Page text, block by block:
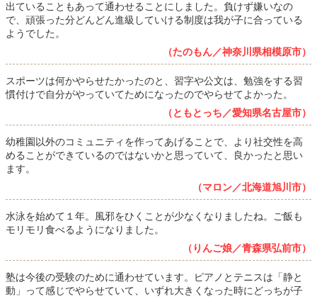
出ていることもあって通わせることにしました。負けず嫌いなの
で、頑張った分どんどん進級していける制度は我が子に合っている
ようでした。
（たのもん／神奈川県相模原市）
スポーツは何かやらせたかったのと、習字や公文は、勉強をする習
慣付けで自分がやっていてためになったのでやらせてよかった。
（ともとっち／愛知県名古屋市）
幼稚園以外のコミュニティを作ってあげることで、より社交性を高
めることができているのではないかと思っていて、良かったと思い
ます。
（マロン／北海道旭川市）
水泳を始めて１年。風邪をひくことが少なくなりましたね。ご飯も
モリモリ食べるようになりました。
（りんご娘／青森県弘前市）
塾は今後の受験のために通わせています。ピアノとテニスは「静と
動」って感じでやらせていて、いずれ大きくなった時にどっちが子